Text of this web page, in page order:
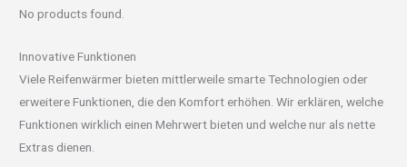
No products found.
Innovative Funktionen
Viele Reifenwärmer bieten mittlerweile smarte Technologien oder
erweitere Funktionen, die den Komfort erhöhen. Wir erklären, welche
Funktionen wirklich einen Mehrwert bieten und welche nur als nette
Extras dienen.